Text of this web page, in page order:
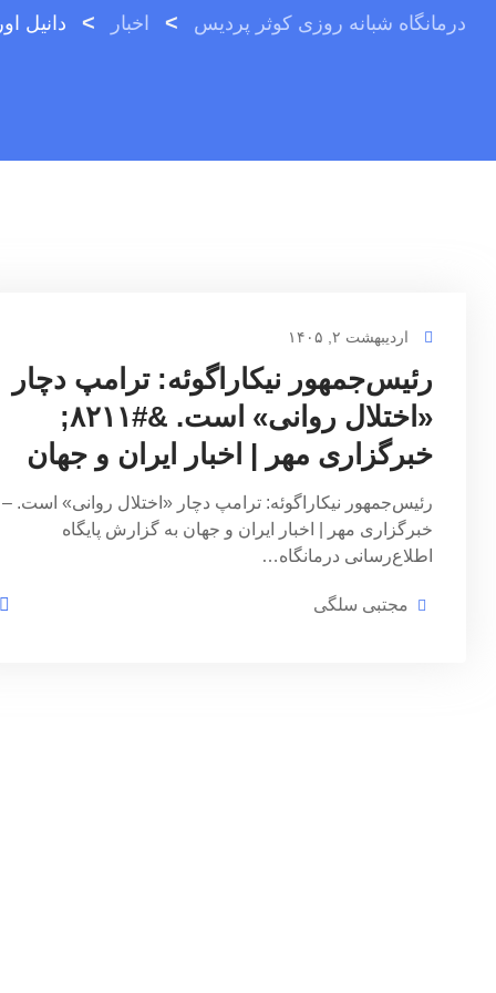
درمانگاه شبانه روزی کوثر پردیس > اخبار > دانیل
اردیبهشت ۲, ۱۴۰۵
رئیس‌جمهور نیکاراگوئه: ترامپ دچار
«اختلال روانی» است. &#۸۲۱۱;
خبرگزاری مهر | اخبار ایران و جهان
رئیس‌جمهور نیکاراگوئه: ترامپ دچار «اختلال روانی» است. –
خبرگزاری مهر | اخبار ایران و جهان به گزارش پایگاه
اطلاع‌رسانی درمانگاه…
مجتبی سلگی